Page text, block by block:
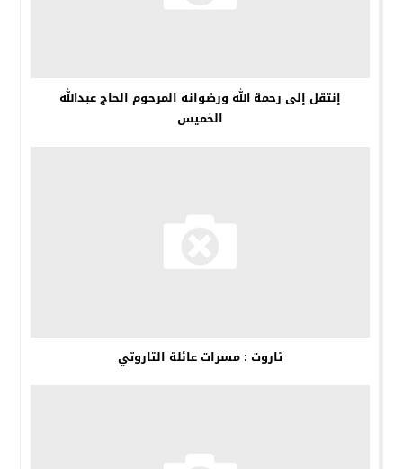
إنتقل إلى رحمة الله ورضوانه المرحوم الحاج عبدالله
الخميس
تاروت : مسرات عائلة التاروتي